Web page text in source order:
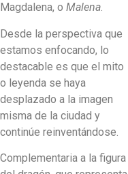
Magdalena, o Malena.
Desde la perspectiva que
estamos enfocando, lo
destacable es que el mito
o leyenda se haya
desplazado a la imagen
misma de la ciudad y
continúe reinventándose.
Complementaria a la figura